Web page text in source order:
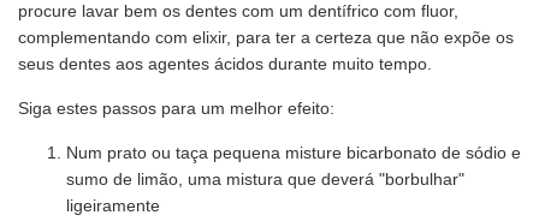
procure lavar bem os dentes com um dentífrico com fluor,
complementando com elixir, para ter a certeza que não expõe os
seus dentes aos agentes ácidos durante muito tempo.
Siga estes passos para um melhor efeito:
Num prato ou taça pequena misture bicarbonato de sódio e
sumo de limão, uma mistura que deverá "borbulhar"
ligeiramente